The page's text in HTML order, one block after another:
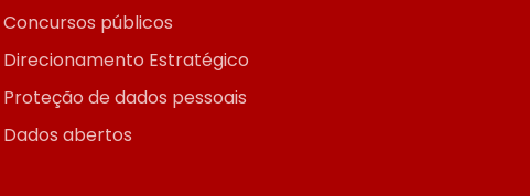
Concursos públicos
Direcionamento Estratégico
Proteção de dados pessoais
Dados abertos